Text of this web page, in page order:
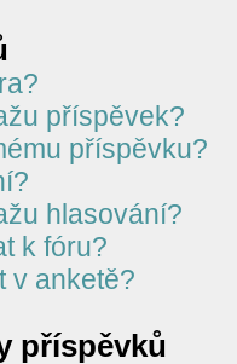
příspěvek?
příspěvku?
hlasování?
k fóru?
v anketě?
příspěvků